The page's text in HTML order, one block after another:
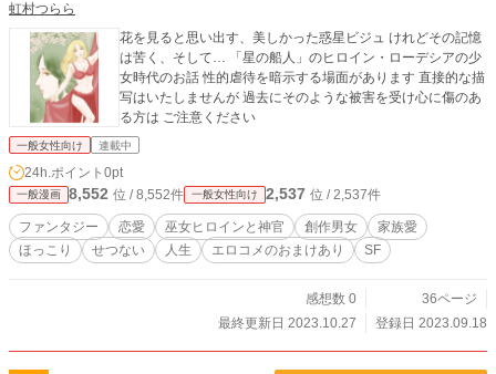
虹村つらら
花を見ると思い出す、美しかった惑星ビジュ けれどその記憶
は苦く、そして… 「星の船人」のヒロイン・ローデシアの少
女時代のお話 性的虐待を暗示する場面があります 直接的な描
写はいたしませんが 過去にそのような被害を受け心に傷のあ
る方は ご注意ください
一般女性向け 連載中
24h.ポイント 0pt
一般漫画 8,552 位 / 8,552件 一般女性向け 2,537 位 / 2,537件
ファンタジー 恋愛 巫女ヒロインと神官 創作男女
家族愛
ほっこり
せつない 人生 エロコメのおまけあり SF
感想数 0
36ページ
最終更新日 2023.10.27
登録日 2023.09.18